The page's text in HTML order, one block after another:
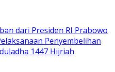
dari Presiden RI Prabowo
Penyembelihan
1447 Hijriah